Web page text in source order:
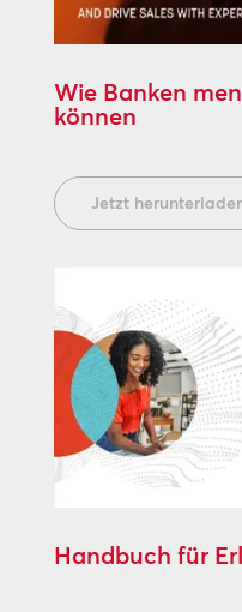
Wie Banken
können
Jetzt
Handbuch für